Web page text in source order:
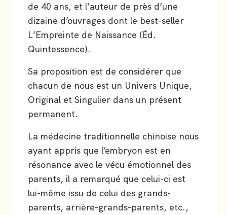
de 40 ans, et l’auteur de près d’une
dizaine d’ouvrages dont le best-seller
L’Empreinte de Naissance (Éd.
Quintessence).
Sa proposition est de considérer que
chacun de nous est un Univers Unique,
Original et Singulier dans un présent
permanent.
La médecine traditionnelle chinoise nous
ayant appris que l’embryon est en
résonance avec le vécu émotionnel des
parents, il a remarqué que celui-ci est
lui-même issu de celui des grands-
parents, arrière-grands-parents, etc.,